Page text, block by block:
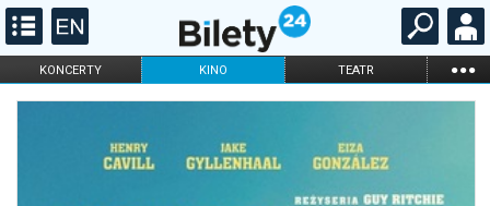
KONCERTY KINO TEATR ...
FILHARMONIA OPERA I BALET